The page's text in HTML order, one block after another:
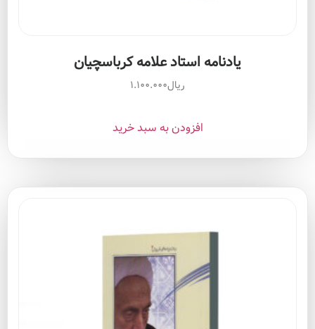
یادنامه استاد علامه کرباسچیان
ریال۱.۱۰۰.۰۰۰
افزودن به سبد خرید